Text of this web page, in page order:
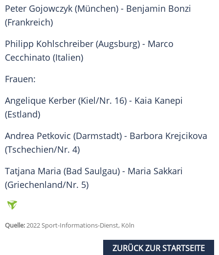
Peter Gojowczyk (München) - Benjamin Bonzi
(Frankreich)
Philipp Kohlschreiber (Augsburg) - Marco
Cecchinato (Italien)
Frauen:
Angelique Kerber (Kiel/Nr. 16) - Kaia Kanepi
(Estland)
Andrea Petkovic (Darmstadt) - Barbora Krejcikova
(Tschechien/Nr. 4)
Tatjana Maria (Bad Saulgau) - Maria Sakkari
(Griechenland/Nr. 5)
Quelle:2022 Sport-Informations-Dienst, Köln
ZURÜCK ZUR STARTSEITE